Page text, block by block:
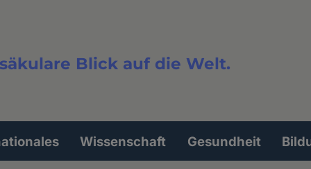
Blick auf die Welt.
Wissenschaft Gesundheit